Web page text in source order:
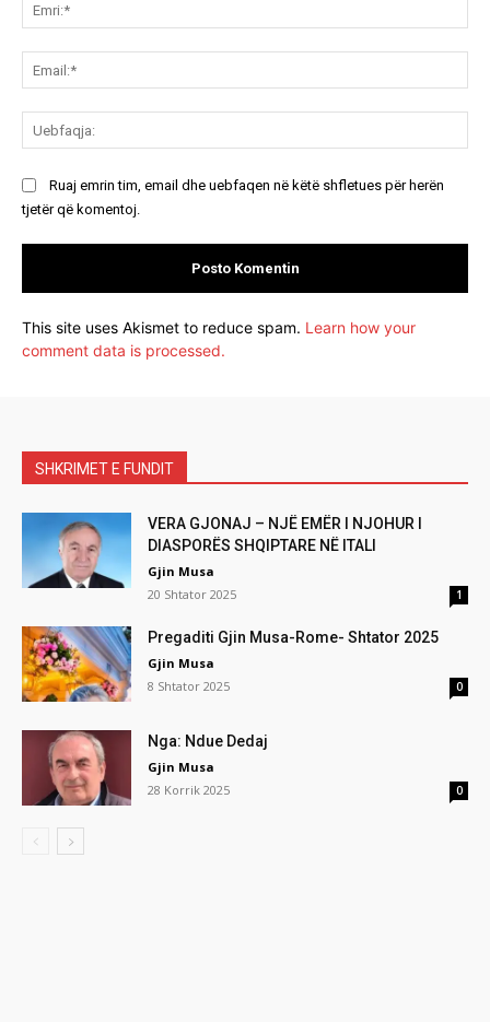
Ruaj emrin tim, email dhe uebfaqen në këtë shfletues për herën
tjetër që komentoj.
This site uses Akismet to reduce spam. Learn how your
comment data is processed.
SHKRIMET E FUNDIT
VERA GJONAJ – NJË EMËR I NJOHUR I
DIASPORËS SHQIPTARE NË ITALI
Gjin Musa
20 Shtator 2025
1
Pregaditi Gjin Musa-Rome- Shtator 2025
Gjin Musa
8 Shtator 2025
0
Nga: Ndue Dedaj
Gjin Musa
28 Korrik 2025
0